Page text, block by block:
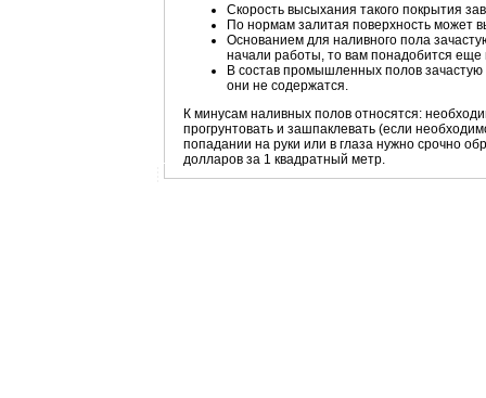
Скорость высыхания такого покрытия
По нормам залитая поверхность может
Основанием для наливного пола
начали работы, то вам понадобится еще
В состав промышленных полов
они не содержатся.
К минусам наливных полов относятся:
прогрунтовать и зашпаклевать (если
попадании на руки или в глаза нужно срочно
долларов за 1 квадратный метр.